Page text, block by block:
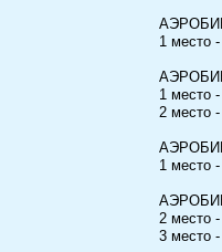
1 место
1 место
2 место
1 место
2 место
3 место